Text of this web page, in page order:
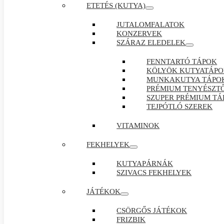
ETETÉS (KUTYA)
JUTALOMFALATOK
KONZERVEK
SZÁRAZ ELEDELEK
FENNTARTÓ TÁPOK
KÖLYÖK
MUNKAKUTYA
PRÉMIUM
SZUPER PRÉMIUM
TEJPÓTLÓ SZEREK
VITAMINOK
FEKHELYEK
KUTYAPÁRNÁK
SZIVACS FEKHELYEK
JÁTÉKOK
CSÖRGŐS JÁTÉKOK
FRIZBIK